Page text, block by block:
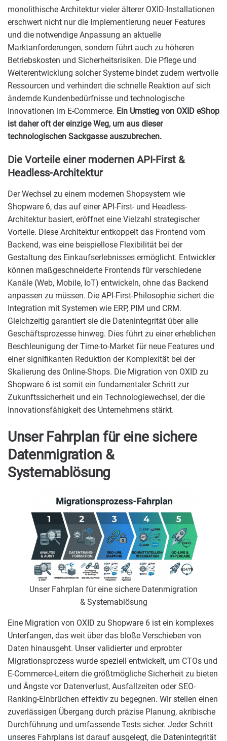
monolithische Architektur vieler älterer OXID-Installationen
erschwert nicht nur die Implementierung neuer Features
und die notwendige Anpassung an aktuelle
Marktanforderungen, sondern führt auch zu höheren
Betriebskosten und Sicherheitsrisiken. Die Pflege und
Weiterentwicklung solcher Systeme bindet zudem wertvolle
Ressourcen und verhindert die schnelle Reaktion auf sich
ändernde Kundenbedürfnisse und technologische
Innovationen im E-Commerce. Ein Umstieg von OXID eShop
ist daher oft der einzige Weg, um aus dieser
technologischen Sackgasse auszubrechen.
Die Vorteile einer modernen API-First &
Headless-Architektur
Der Wechsel zu einem modernen Shopsystem wie
Shopware 6, das auf einer API-First- und Headless-
Architektur basiert, eröffnet eine Vielzahl strategischer
Vorteile. Diese Architektur entkoppelt das Frontend vom
Backend, was eine beispiellose Flexibilität bei der
Gestaltung des Einkaufserlebnisses ermöglicht. Entwickler
können maßgeschneiderte Frontends für verschiedene
Kanäle (Web, Mobile, IoT) entwickeln, ohne das Backend
anpassen zu müssen. Die API-First-Philosophie sichert die
Integration mit Systemen wie ERP, PIM und CRM.
Gleichzeitig garantiert sie die Datenintegrität über alle
Geschäftsprozesse hinweg. Dies führt zu einer erheblichen
Beschleunigung der Time-to-Market für neue Features und
einer signifikanten Reduktion der Komplexität bei der
Skalierung des Online-Shops. Die Migration von OXID zu
Shopware 6 ist somit ein fundamentaler Schritt zur
Zukunftssicherheit und ein Technologiewechsel, der die
Innovationsfähigkeit des Unternehmens stärkt.
Unser Fahrplan für eine sichere
Datenmigration &
Systemablösung
Unser Fahrplan für eine sichere Datenmigration
& Systemablösung
Eine Migration von OXID zu Shopware 6 ist ein komplexes
Unterfangen, das weit über das bloße Verschieben von
Daten hinausgeht. Unser validierter und erprobter
Migrationsprozess wurde speziell entwickelt, um CTOs und
E-Commerce-Leitern die größtmögliche Sicherheit zu bieten
und Ängste vor Datenverlust, Ausfallzeiten oder SEO-
Ranking-Einbrüchen effektiv zu begegnen. Wir stellen einen
zuverlässigen Übergang durch präzise Planung, akribische
Durchführung und umfassende Tests sicher. Jeder Schritt
unseres Fahrplans ist darauf ausgelegt, die Datenintegrität